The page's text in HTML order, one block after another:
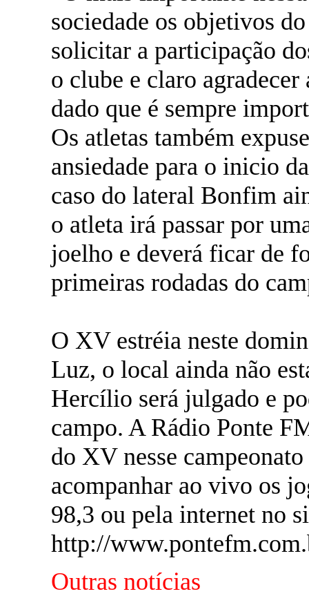
sociedade os objetivos
solicitar a participação
o clube e claro
dado que é sempre
Os atletas também
ansiedade para o inicio
caso do lateral Bonfim
o atleta irá passar por
joelho e deverá ficar de
primeiras rodadas do
O XV estréia neste
Luz, o local ainda não
Hercílio será julgado e
campo. A Rádio Ponte
do XV nesse
acompanhar ao vivo os
98,3 ou pela internet no
http://
Outras notícias